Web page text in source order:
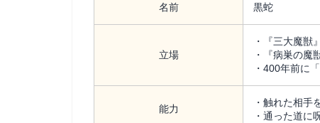
名前 黒蛇
立場
・『三大魔獣
・『病巣の魔
・400年前に
能力
・触れた相手
・通った道に